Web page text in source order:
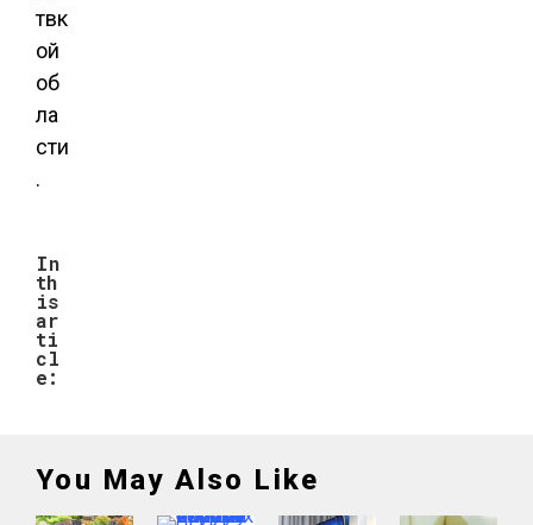
твк
ой
об
ла
сти
.
In
th
is
ar
ti
cl
e:
You May Also Like